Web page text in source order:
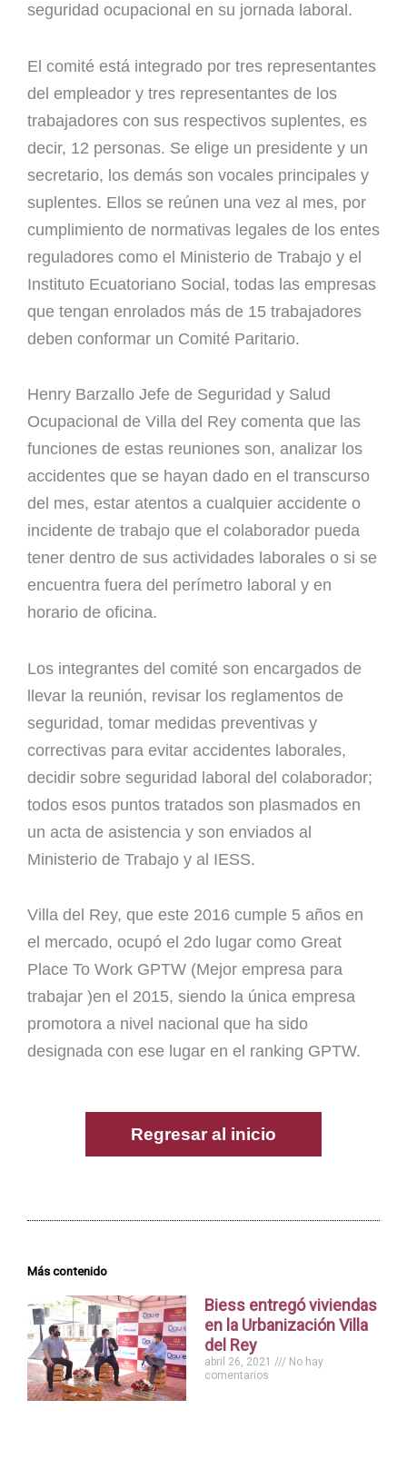
seguridad ocupacional en su jornada laboral.
El comité está integrado por tres representantes
del empleador y tres representantes de los
trabajadores con sus respectivos suplentes, es
decir, 12 personas. Se elige un presidente y un
secretario, los demás son vocales principales y
suplentes. Ellos se reúnen una vez al mes, por
cumplimiento de normativas legales de los entes
reguladores como el Ministerio de Trabajo y el
Instituto Ecuatoriano Social, todas las empresas
que tengan enrolados más de 15 trabajadores
deben conformar un Comité Paritario.
Henry Barzallo Jefe de Seguridad y Salud
Ocupacional de Villa del Rey comenta que las
funciones de estas reuniones son, analizar los
accidentes que se hayan dado en el transcurso
del mes, estar atentos a cualquier accidente o
incidente de trabajo que el colaborador pueda
tener dentro de sus actividades laborales o si se
encuentra fuera del perímetro laboral y en
horario de oficina.
Los integrantes del comité son encargados de
llevar la reunión, revisar los reglamentos de
seguridad, tomar medidas preventivas y
correctivas para evitar accidentes laborales,
decidir sobre seguridad laboral del colaborador;
todos esos puntos tratados son plasmados en
un acta de asistencia y son enviados al
Ministerio de Trabajo y al IESS.
Villa del Rey, que este 2016 cumple 5 años en
el mercado, ocupó el 2do lugar como Great
Place To Work GPTW (Mejor empresa para
trabajar )en el 2015, siendo la única empresa
promotora a nivel nacional que ha sido
designada con ese lugar en el ranking GPTW.
Regresar al inicio
Más contenido
Biess entregó viviendas
en la Urbanización Villa
del Rey
abril 26, 2021
No hay
comentarios